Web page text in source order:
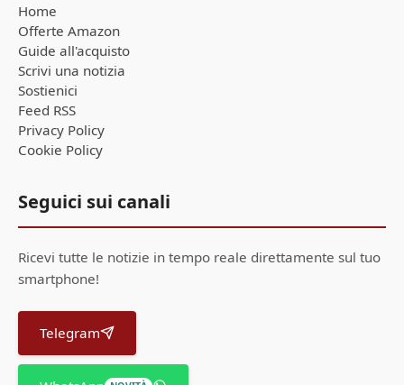
Home
Offerte Amazon
Guide all'acquisto
Scrivi una notizia
Sostienici
Feed RSS
Privacy Policy
Cookie Policy
Seguici sui canali
Ricevi tutte le notizie in tempo reale direttamente sul tuo
smartphone!
Telegram